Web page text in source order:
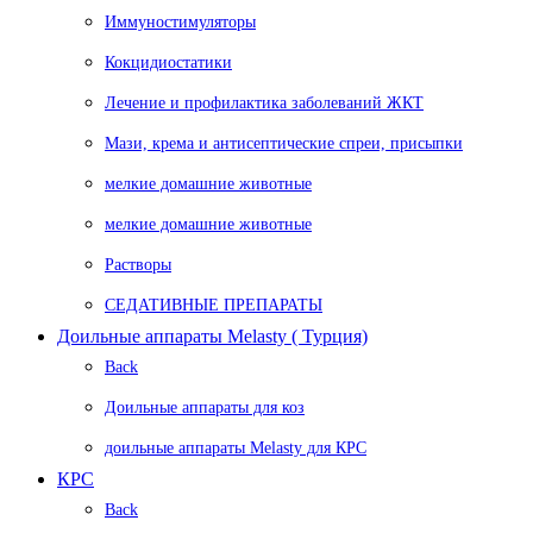
Иммуностимуляторы
Кокцидиостатики
Лечение и профилактика заболеваний ЖКТ
Мази, крема и антисептические спреи, присыпки
мелкие домашние животные
мелкие домашние животные
Растворы
СЕДАТИВНЫЕ ПРЕПАРАТЫ
Доильные аппараты Melasty ( Турция)
Back
Доильные аппараты для коз
доильные аппараты Melasty для КРС
КРС
Back